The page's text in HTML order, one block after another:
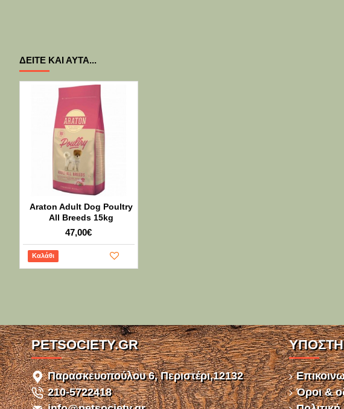
ΔΕΊΤΕ ΚΑΙ ΑΥΤΆ...
Araton Adult Dog Poultry
All Breeds 15kg
47,00€
Καλάθι
PETSOCIETY.GR
Παρασκευοπούλου 6, Περιστέρι,12132
210-5722418
Όροι &